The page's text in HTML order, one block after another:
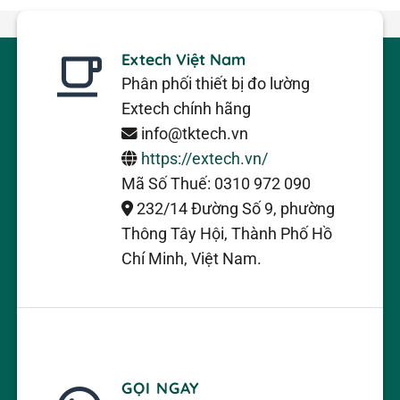
dây điện
Chọn các bài đọc bằng milliGauss
hoặc microTesla; Băng thông tần
số ELF 30 đến 300Hz
Thao tác đơn giản với một nút
bấm
Độ phân giải tối đa 0,1 milliGauss
(0,01 microTesla)
bảo hành 1 năm
Máy đo tần số cực thấp
quạt, thiết bị điện, hệ thống dây
Extech Việt Nam
Phân phối thiết bị đo lường
Extech chính hãng
info@tktech.vn
https://extech.vn/
Mã Số Thuế: 0310 972 090
232/14 Đường Số 9, phường
Thông Tây Hội, Thành Phố Hồ
Chí Minh, Việt Nam.
GỌI NGAY